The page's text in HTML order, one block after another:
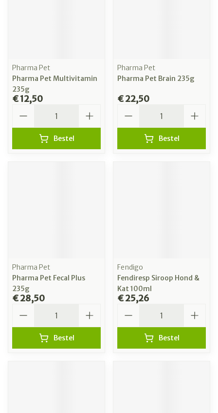
Pharma Pet
Pharma Pet Multivitamin
235g
€ 12,50
Bestel
Pharma Pet
Pharma Pet Brain 235g
€ 22,50
Bestel
Pharma Pet
Pharma Pet Fecal Plus
235g
€ 28,50
Bestel
Fendigo
Fendiresp Siroop Hond &
Kat 100ml
€ 25,26
Bestel